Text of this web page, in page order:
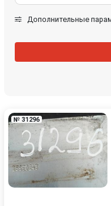
Дополнительные
№ 31296